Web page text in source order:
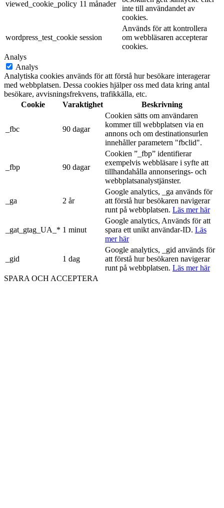
viewed_cookie_policy 11 månader
inte till användandet av
cookies.
wordpress_test_cookie session
Används för att kontrollera
om webbläsaren accepterar
cookies.
Analys
Analys
Analytiska cookies används för att förstå hur besökare interagerar
med webbplatsen. Dessa cookies hjälper oss med data kring antal
besökare, avvisningsfrekvens, trafikkälla, etc.
Cookie
Varaktighet Beskrivning
_fbc 90 dagar
Cookien sätts om användaren
kommer till webbplatsen via en
annons och om destinationsurlen
innehåller parametern "fbclid".
_fbp 90 dagar
Cookien ”_fbp” identifierar
exempelvis webbläsare i syfte att
tillhandahålla annonserings- och
webbplatsanalystjänster.
_ga 2 år
Google analytics, _ga används för
att förstå hur besökaren navigerar
runt på webbplatsen. Läs mer här
_gat_gtag_UA_* 1 minut
Google analytics, Används för att
spara ett unikt användar-ID. Läs
mer här
_gid 1 dag
Google analytics, _gid används för
att förstå hur besökaren navigerar
runt på webbplatsen. Läs mer här
SPARA OCH ACCEPTERA